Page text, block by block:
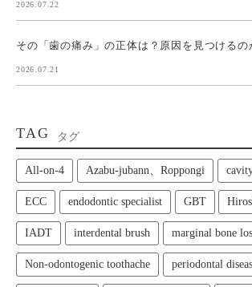
2026.07.22
その「歯の痛み」の正体は？原因を見つけるの
2026.07.21
TAG タグ
All‑on‑4 Azabu-jubann、Roppongi
ECC endodontic specialist GBT
IADT interdental brush marginal bone
Non-odontogenic toothache periodontal